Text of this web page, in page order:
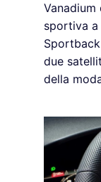
Vanadium
sportiva a
due
della